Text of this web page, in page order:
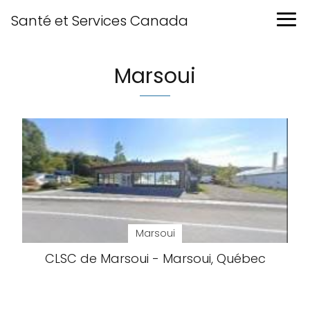
Santé et Services Canada
Marsoui
Marsoui
CLSC de Marsoui - Marsoui, Québec